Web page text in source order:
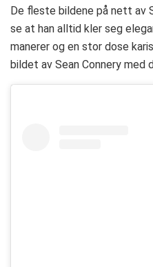
De fleste bildene på nett av
se at han alltid kler seg
manerer og en stor dose
bildet av Sean Connery med